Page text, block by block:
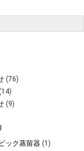
(76)
(14)
(9)
ック蒸留器 (1)